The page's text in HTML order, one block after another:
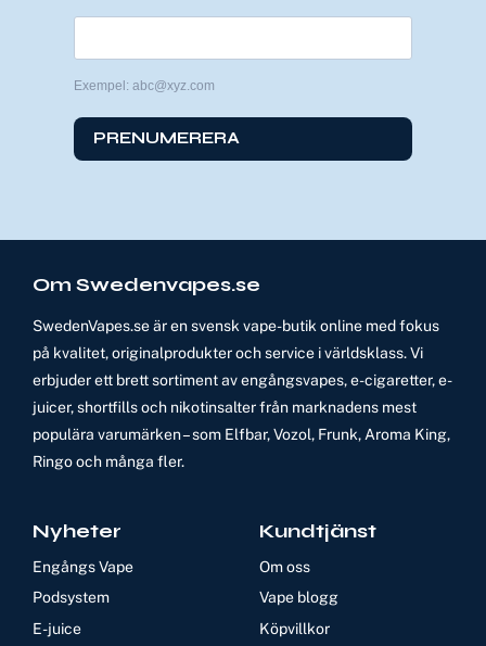
Exempel: abc@xyz.com
PRENUMERERA
Om Swedenvapes.se
SwedenVapes.se är en svensk vape-butik online med fokus
på kvalitet, originalprodukter och service i världsklass. Vi
erbjuder ett brett sortiment av engångsvapes, e-cigaretter, e-
juicer, shortfills och nikotinsalter från marknadens mest
populära varumärken – som Elfbar, Vozol, Frunk, Aroma King,
Ringo och många fler.
Nyheter
Engångs Vape
Podsystem
E-juice
Kundtjänst
Om oss
Vape blogg
Köpvillkor